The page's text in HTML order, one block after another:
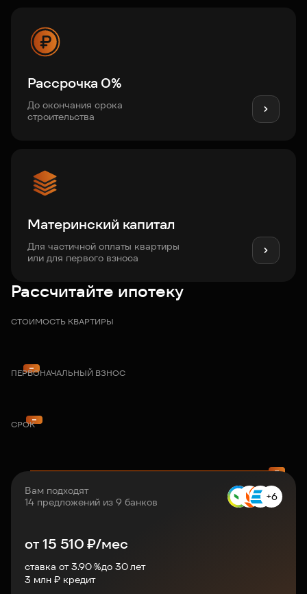
Рассрочка 0%
До окончания срока
строительства
Материнский капитал
Для частичной оплаты квартиры
или для первого взноса
Рассчитайте ипотеку
СТОИМОСТЬ КВАРТИРЫ
ПЕРВОНАЧАЛЬНЫЙ ВЗНОС
СРОК
Вам подходят
14 предложений из 9 банков
+6
от15 510₽/мес
ставка от 3.90 %до 30лет
3 млн ₽ кредит